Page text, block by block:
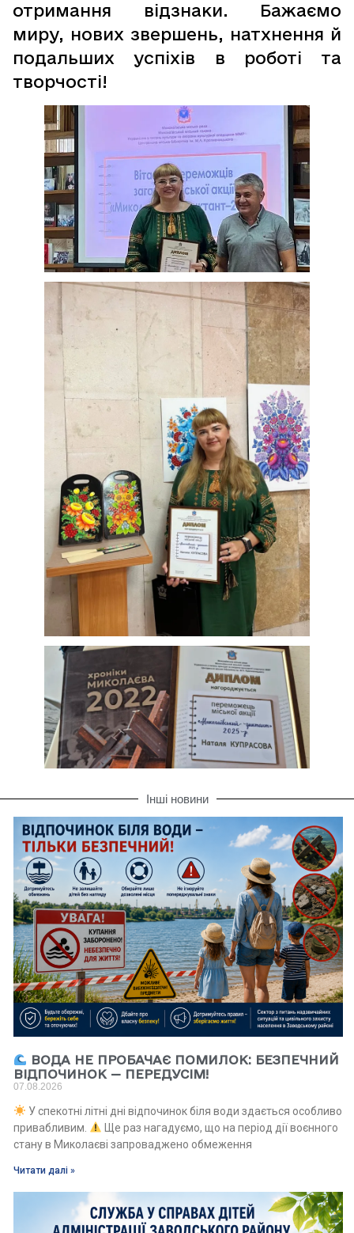
отримання відзнаки. Бажаємо
миру, нових звершень, натхнення й
подальших успіхів в роботі та
творчості!
Інші новини
ВОДА НЕ ПРОБАЧАЄ ПОМИЛОК: БЕЗПЕЧНИЙ
ВІДПОЧИНОК — ПЕРЕДУСІМ!
07.08.2026
У спекотні літні дні відпочинок біля води здається особливо
привабливим.
Ще раз нагадуємо, що на період дії воєнного
стану в Миколаєві запроваджено обмеження
Читати далі »